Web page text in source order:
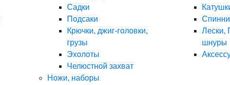
Садки
Подсаки
Крючки, джиг-головки,
грузы
Эхолоты
Челюстной захват
Ножи, наборы
Лески,
шнуры